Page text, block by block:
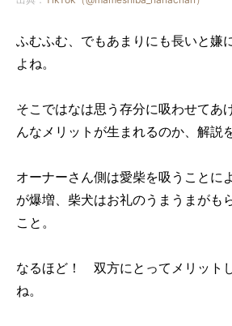
ふむふむ、でもあまりにも長いと嫌
よね。
そこではなは思う存分に吸わせてあ
んなメリットが生まれるのか、解説
オーナーさん側は愛柴を吸うことに
が爆増、柴犬はお礼のうまうまがも
こと。
なるほど！ 双方にとってメリット
ね。